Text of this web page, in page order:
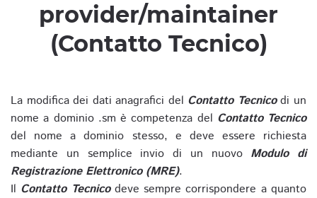
provider/maintainer
(Contatto Tecnico)
La modifica dei dati anagrafici del Contatto Tecnicodi un
nome a dominio .sm è competenza del Contatto Tecnico
del nome a dominio stesso, e deve essere richiesta
mediante un semplice invio di un nuovo Modulo di
Registrazione Elettronico (MRE).
Il Contatto Tecnicodeve sempre corrispondere a quanto